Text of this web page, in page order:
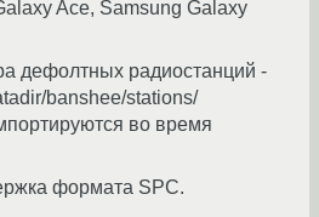
Ace, Samsung Galaxy
дефолтных радиостанций -
banshee/stations/
во время
формата SPC.